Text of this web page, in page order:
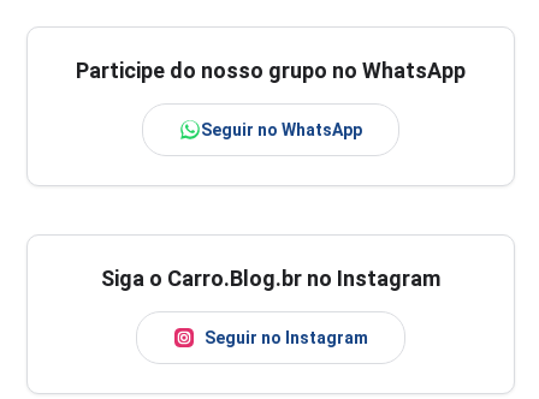
Participe do nosso grupo no WhatsApp
Seguir no WhatsApp
Siga o Carro.Blog.br no Instagram
Seguir no Instagram